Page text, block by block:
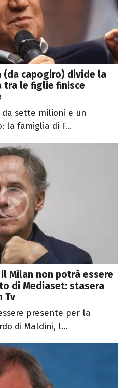
(da capogiro) divide la
le figlie finisce
sette milioni e un
la famiglia di F...
Milan non potrà essere
di Mediaset: stasera
Tv
presente per la
di Maldini, l...